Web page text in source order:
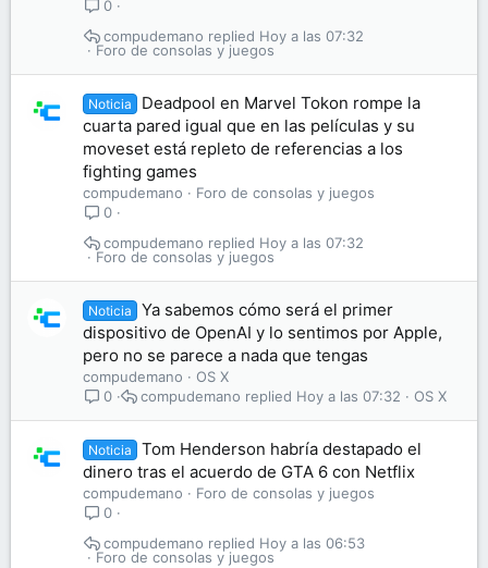
0
Foro de consolas y juegos
Hoy a las 07:32
compudemano
Noticia
Deadpool en Marvel Tokon rompe la
cuarta pared igual que en las películas y su
moveset está repleto de referencias a los
fighting games
compudemano
Foro de consolas y juegos
0
Foro de consolas y juegos
Hoy a las 07:32
compudemano
Noticia
Ya sabemos cómo será el primer
dispositivo de OpenAI y lo sentimos por Apple,
pero no se parece a nada que tengas
compudemano
OS X
0
OS X
Hoy a las 07:32
compudemano
Noticia
Tom Henderson habría destapado el
dinero tras el acuerdo de GTA 6 con Netflix
compudemano
Foro de consolas y juegos
0
Foro de consolas y juegos
Hoy a las 06:53
compudemano